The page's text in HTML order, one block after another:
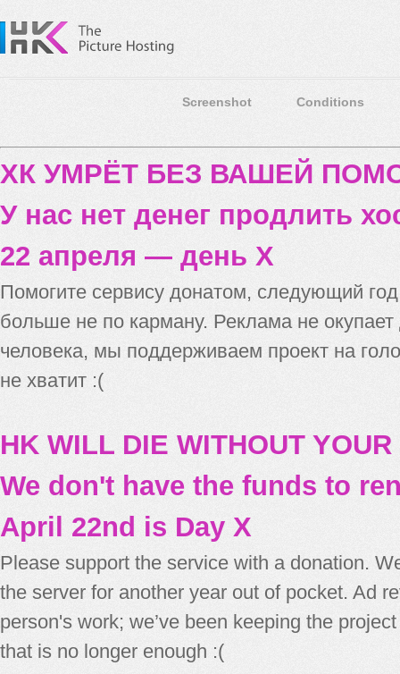
Screenshot Conditions
ХК УМРЁТ БЕЗ ВАШЕЙ
У нас нет денег продлить
22 апреля — день X
Помогите сервису донатом, следующий
больше не по карману. Реклама не
человека, мы поддерживаем проект на
не хватит :(
HK WILL DIE WITHOUT
We don't have the funds to
April 22nd is Day X
Please support the service with a donation.
the server for another year out of pocket. Ad
person's work; we’ve been keeping the
that is no longer enough :(